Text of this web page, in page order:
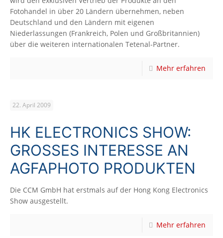
Fotohandel in über 20 Ländern übernehmen, neben
Deutschland und den Ländern mit eigenen
Niederlassungen (Frankreich, Polen und Großbritannien)
über die weiteren internationalen Tetenal-Partner.
Mehr erfahren
22. April 2009
HK ELECTRONICS SHOW:
GROSSES INTERESSE AN A
GFAPHOTO PRODUKTEN
Die CCM GmbH hat erstmals auf der Hong Kong Electronics
Show ausgestellt.
Mehr erfahren